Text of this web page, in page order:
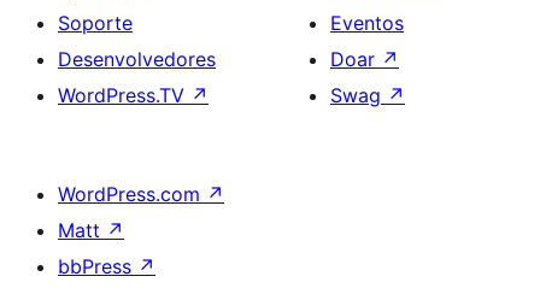
Soporte
Desenvolvedores
WordPress.TV ↗
Eventos
Doar ↗
Swag ↗
WordPress.com ↗
Matt ↗
bbPress ↗